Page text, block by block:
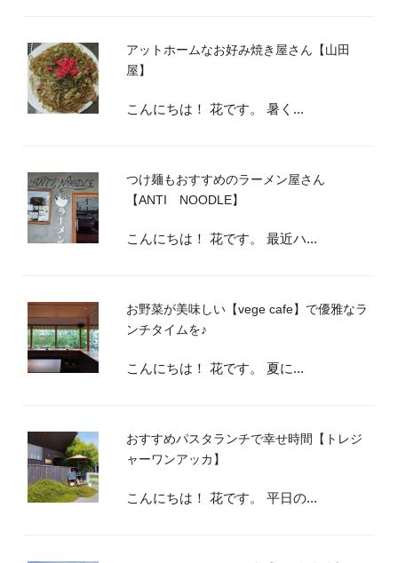
アットホームなお好み焼き屋さん【山田
屋】
こんにちは！ 花です。 暑く...
つけ麺もおすすめのラーメン屋さん
【ANTI NOODLE】
こんにちは！ 花です。 最近ハ...
お野菜が美味しい【vege cafe】で優雅なラ
ンチタイムを♪
こんにちは！ 花です。 夏に...
おすすめパスタランチで幸せ時間【トレジ
ャーワンアッカ】
こんにちは！ 花です。 平日の...